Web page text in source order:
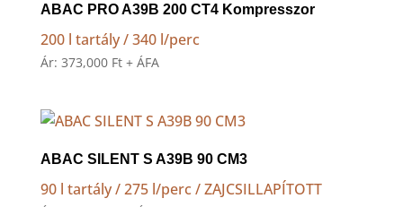
ABAC PRO A39B 200 CT4 Kompresszor
200 l tartály / 340 l/perc
Ár: 373,000 Ft + ÁFA
ABAC SILENT S A39B 90 CM3
90 l tartály / 275 l/perc / ZAJCSILLAPÍTOTT